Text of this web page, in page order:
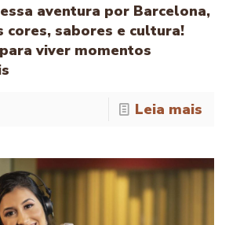
aventura por Barcelona,
cores, sabores e cultura!
viver momentos
Leia mais